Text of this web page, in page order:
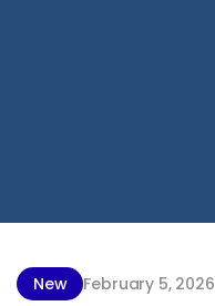
New February 5, 2026